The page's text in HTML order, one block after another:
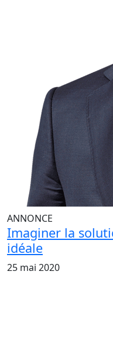
ANNONCE
Imaginer la
idéale
25 mai 2020